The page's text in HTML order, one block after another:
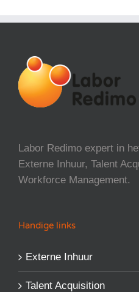
Labor Redimo expert in
Externe Inhuur, Talent
Workforce Management.
Handige links
Externe Inhuur
Talent Acquisition